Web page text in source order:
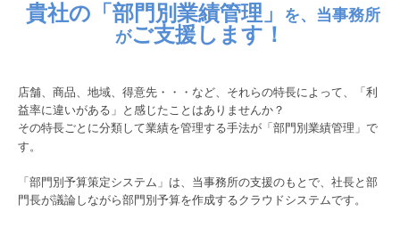
貴社の 「部門別業績管理」 を、 当事務所
がご支援します！
店舗、商品、地域、得意先・・・など、それらの特長によって、「利
益率に違いがある」と感じたことはありませんか？
その特長ごとに分類して業績を管理する手法が「部門別業績管理」で
す。
「部門別予算策定システム」は、当事務所の支援のもとで、社長と部
門長が議論しながら部門別予算を作成するクラウドシステムです。